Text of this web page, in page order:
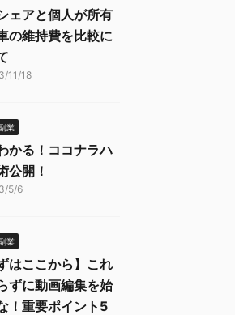
ェアと個人が所有
の維持費を比較に
11/18
業
かる！ココナラハ
公開！
5/6
業
はここから】これ
ずに動画編集を始
！重要ポイント5